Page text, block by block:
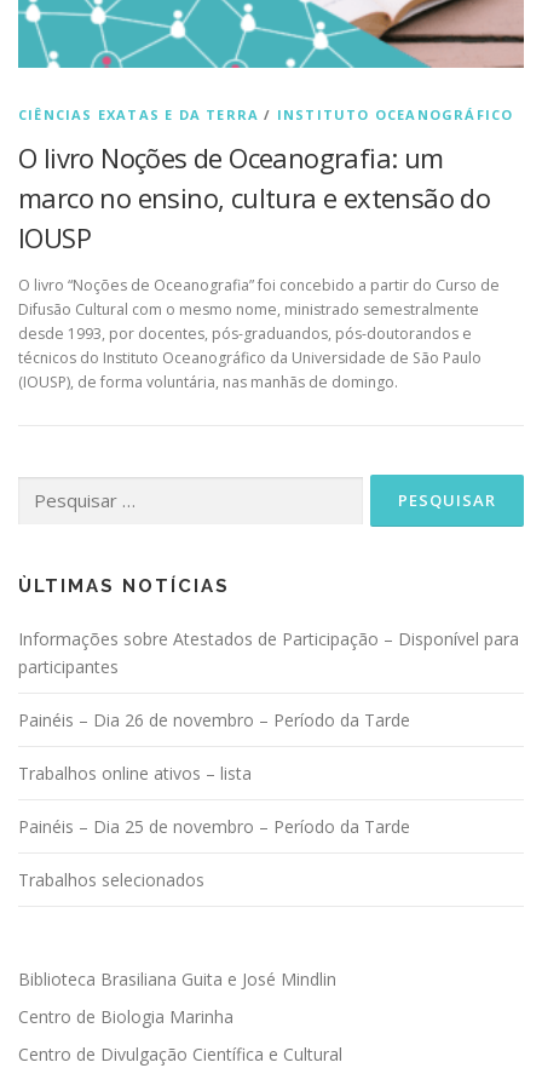
CIÊNCIAS EXATAS E DA TERRA / INSTITUTO OCEANOGRÁFICO
O livro Noções de Oceanografia: um
marco no ensino, cultura e extensão do
IOUSP
O livro “Noções de Oceanografia” foi concebido a partir do Curso de
Difusão Cultural com o mesmo nome, ministrado semestralmente
desde 1993, por docentes, pós-graduandos, pós-doutorandos e
técnicos do Instituto Oceanográfico da Universidade de São Paulo
(IOUSP), de forma voluntária, nas manhãs de domingo.
por:
ÙLTIMAS NOTÍCIAS
Informações sobre Atestados de Participação – Disponível para
participantes
Painéis – Dia 26 de novembro – Período da Tarde
Trabalhos online ativos – lista
Painéis – Dia 25 de novembro – Período da Tarde
Trabalhos selecionados
Biblioteca Brasiliana Guita e José Mindlin
Centro de Biologia Marinha
Centro de Divulgação Científica e Cultural